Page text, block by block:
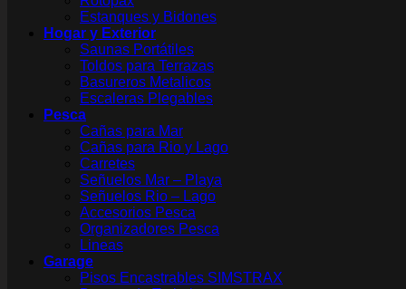
Estanques y Bidones
Hogar y Exterior
Saunas Portátiles
Toldos para Terrazas
Basureros Metalicos
Escaleras Plegables
Pesca
Cañas para Mar
Cañas para Rio y Lago
Carretes
Señuelos Mar – Playa
Señuelos Rio – Lago
Accesorios Pesca
Organizadores Pesca
Lineas
Garage
Pisos Encastrables SIMSTRAX